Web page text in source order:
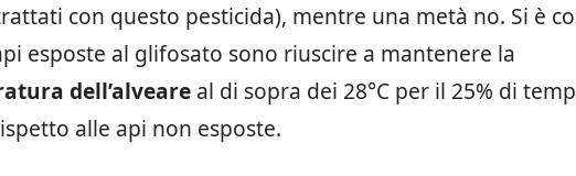
con questo pesticida), mentre una metà no. Si è
esposte al glifosato sono riuscire a mantenere la
dell’alveare al di sopra dei 28°C per il 25% di
alle api non esposte.